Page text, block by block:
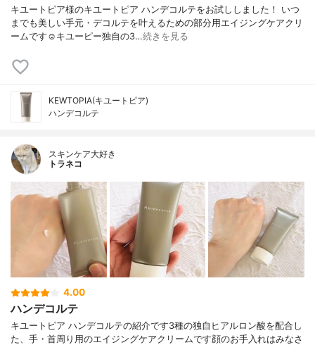
キユートピア様のキユートピア ハンデコルテをお試ししました！ いつ
までも美しい手元・デコルテを叶えるための部分用エイジングケアクリ
ームです☺︎キユーピー独自の3…続きを見る
KEWTOPIA(キユートピア)
ハンデコルテ
スキンケア大好き
トラネコ
4.00
ハンデコルテ
キユートピア ハンデコルテの紹介です3種の独自ヒアルロン酸を配合し
た、手・首周り用のエイジングケアクリームです顔のお手入れはみなさ